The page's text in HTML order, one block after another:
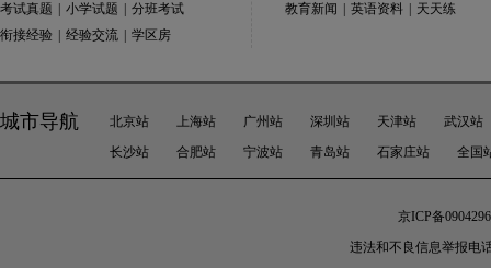
考试真题
小学试题
分班考试
衔接经验
经验交流 学区房
教育新闻
英语资料 天天练
城市导航 北京站 上海站 广州站 深圳站 天津站
武汉站
长沙站
合肥站 宁波站 青岛站 石家庄站 全国
京ICP备
违法和不良信息举报电